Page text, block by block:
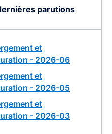
parutions
et
- 2026-06
et
- 2026-05
et
- 2026-03